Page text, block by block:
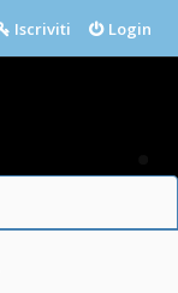
Login
Iscriviti